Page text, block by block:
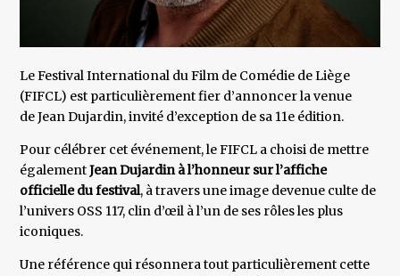
Le Festival International du Film de Comédie de Liège
(FIFCL) est particulièrement fier d’annoncer la venue
de Jean Dujardin, invité d’exception de sa 11e édition.
Pour célébrer cet événement, le FIFCL a choisi de mettre
égalementJean Dujardin à l’honneur sur l’affiche
officielle du festival, à travers une image devenue culte de
l’univers OSS 117, clin d’œil à l’un de ses rôles les plus
iconiques.
Une référence qui résonnera tout particulièrement cette